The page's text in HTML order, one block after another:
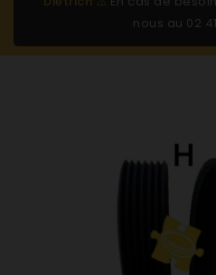
nous au 02